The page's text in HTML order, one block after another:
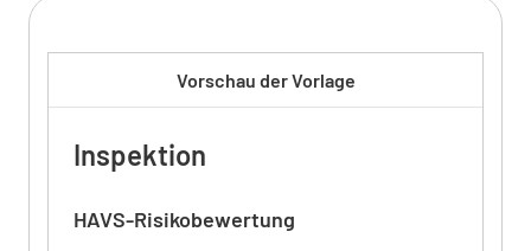
Vorschau der Vorlage
Inspektion
HAVS-Risikobewertung